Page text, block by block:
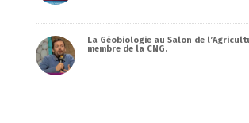
La Géobiologie au Salon de
membre de la CNG.